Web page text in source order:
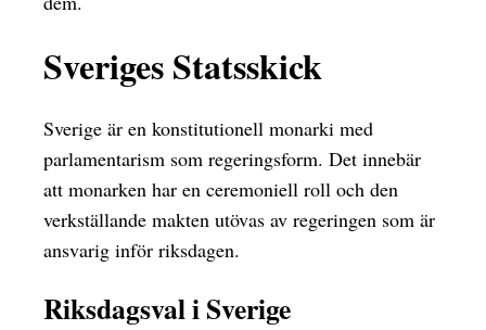
Sveriges Statsskick
Sverige är en konstitutionell monarki med
parlamentarism som regeringsform. Det innebär
att monarken har en ceremoniell roll och den
verkställande makten utövas av regeringen som är
ansvarig inför riksdagen.
Riksdagsval i Sverige